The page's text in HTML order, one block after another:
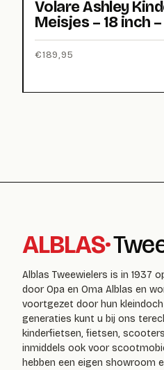
Volare Ashley
Meisjes – 18 inch
€189,95
ALBLAS·
Alblas Tweewielers is in 1937
door Opa en Oma Alblas en
voortgezet door hun
generaties kunt u bij ons
kinderfietsen, fietsen,
inmiddels ook voor
hebben een eigen showroom